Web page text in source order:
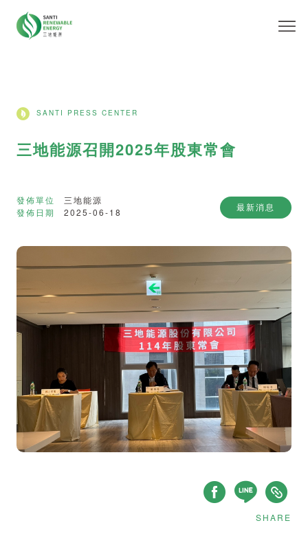
SANTI PRESS CENTER
三地能源召開2025年股東常會
發佈單位
三地能源
發佈日期
2025-06-18 最新消息
SHARE